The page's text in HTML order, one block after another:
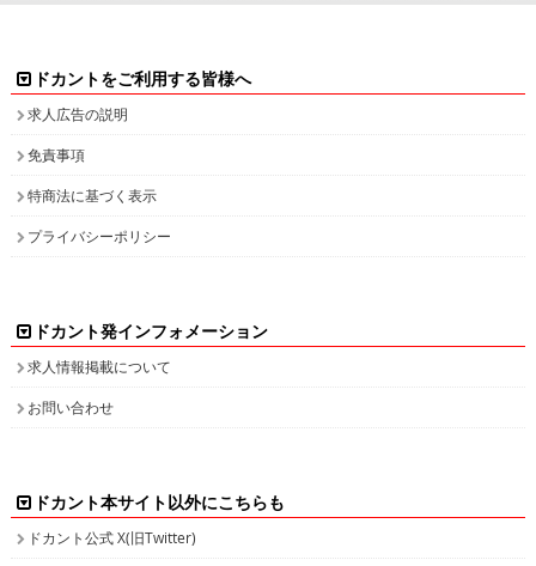
ドカントをご利用する皆様へ
求人広告の説明
免責事項
特商法に基づく表示
プライバシーポリシー
ドカント発インフォメーション
求人情報掲載について
お問い合わせ
ドカント本サイト以外にこちらも
ドカント公式 X(旧Twitter)